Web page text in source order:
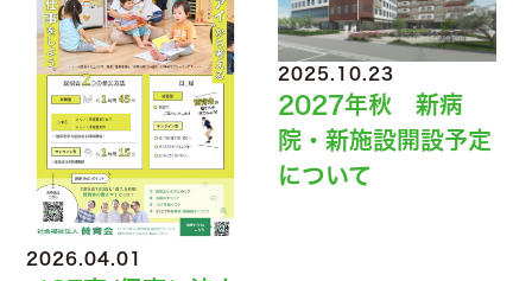
2026.04.01
2025.10.23
2027年秋 新病
院・新施設開設予定
について